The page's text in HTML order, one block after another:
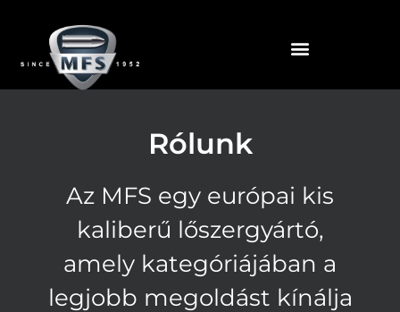
Rólunk
Az MFS egy európai kis
kaliberű lőszergyártó,
amely kategóriájában a
legjobb megoldást kínálja